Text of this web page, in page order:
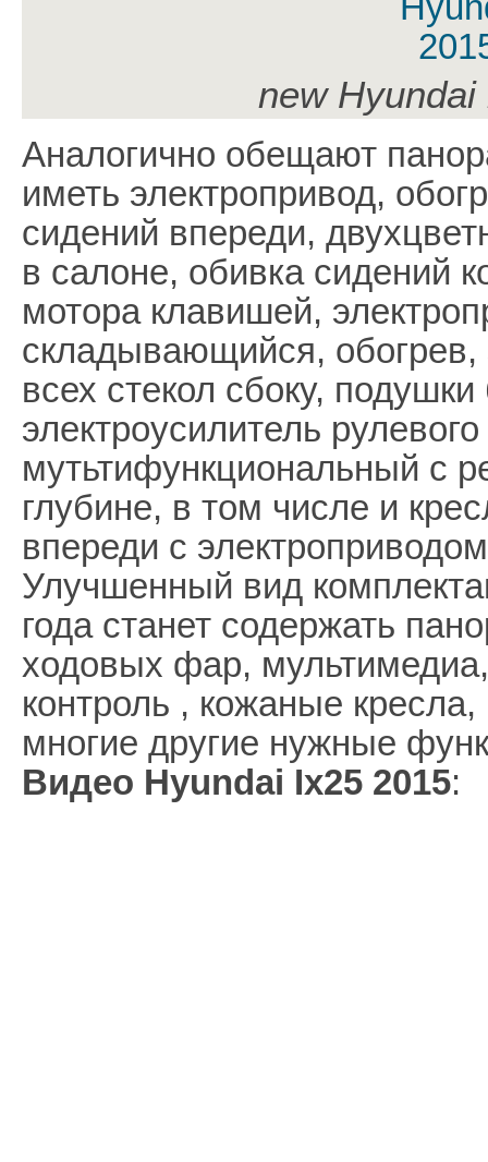
new
Аналогично обещают
иметь электропривод,
сидений впереди,
в салоне, обивка сидений
мотора клавишей,
складывающийся, обогрев,
всех стекол сбоку,
электроусилитель
мутьтифункциональный с
глубине, в том числе и
впереди с
Улучшенный вид
года станет содержать
ходовых фар,
контроль , кожаные
многие другие нужные
Видео Hyundai Ix25 2015: